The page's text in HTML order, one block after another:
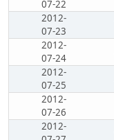
07-22
2012-
07-23
2012-
07-24
2012-
07-25
2012-
07-26
2012-